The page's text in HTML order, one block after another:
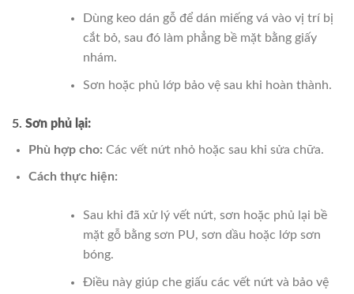
Dùng keo dán gỗ để dán miếng vá vào vị trí bị
cắt bỏ, sau đó làm phẳng bề mặt bằng giấy
nhám.
Sơn hoặc phủ lớp bảo vệ sau khi hoàn thành.
5. Sơn phủ lại:
Phù hợp cho: Các vết nứt nhỏ hoặc sau khi sửa chữa.
Cách thực hiện:
Sau khi đã xử lý vết nứt, sơn hoặc phủ lại bề
mặt gỗ bằng sơn PU, sơn dầu hoặc lớp sơn
bóng.
Điều này giúp che giấu các vết nứt và bảo vệ